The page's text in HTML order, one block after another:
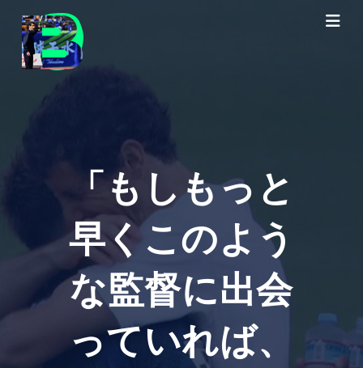
「もしもっと
早くこのよう
な監督に出会
っていれば、